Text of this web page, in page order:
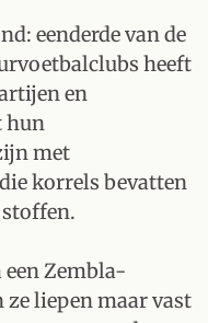
eenderde van de
heeft
en
hun
met
korrels bevatten
een Zembla-
liepen maar vast